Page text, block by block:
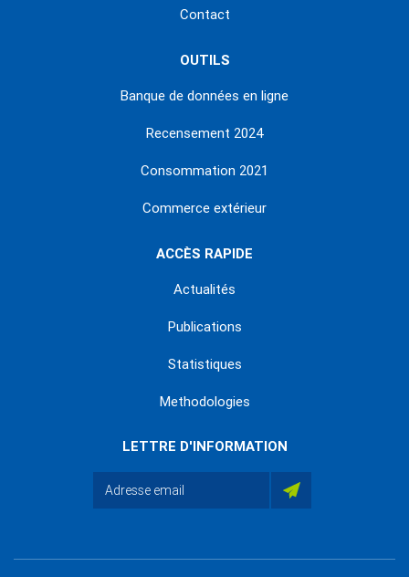
Contact
OUTILS
Banque de données en ligne
Recensement 2024
Consommation 2021
Commerce extérieur
ACCÈS RAPIDE
Actualités
Publications
Statistiques
Methodologies
LETTRE D'INFORMATION